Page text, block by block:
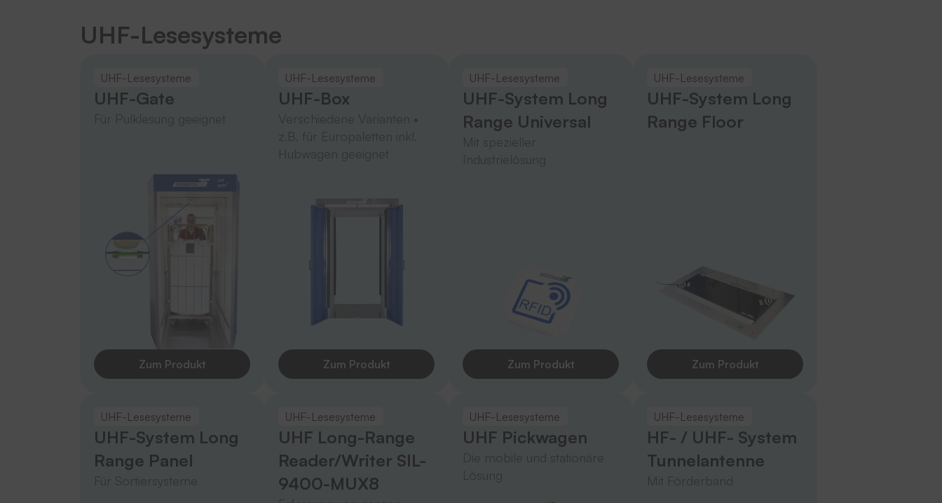
UHF-Lesesysteme
UHF-Lesesysteme
UHF-Gate
Zum Produkt
UHF-Lesesysteme
UHF-Box
Zum Produkt
UHF-Lesesysteme
UHF-System Long
Range Universal
Zum Produkt
UHF-Lesesysteme
UHF-System Long
Range Floor
Zum Produkt
UHF-Lesesysteme
UHF-System Long
Range Panel
UHF-Lesesysteme
UHF Long-Range
Reader/Writer SIL-
9400-MUX8
UHF-Lesesysteme
UHF Pickwagen
UHF-Lesesysteme
HF- / UHF- System
Tunnelantenne